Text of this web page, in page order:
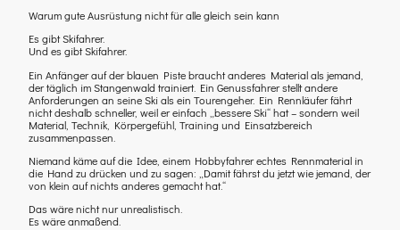
Warum gute Ausrüstung nicht für alle gleich sein kann
Es gibt Skifahrer.
Und es gibt Skifahrer.
Ein Anfänger auf der blauen Piste braucht anderes Material als jemand,
der täglich im Stangenwald trainiert. Ein Genussfahrer stellt andere
Anforderungen an seine Ski als ein Tourengeher. Ein Rennläufer fährt
nicht deshalb schneller, weil er einfach „bessere Ski“ hat – sondern weil
Material, Technik, Körpergefühl, Training und Einsatzbereich
zusammenpassen.
Niemand käme auf die Idee, einem Hobbyfahrer echtes Rennmaterial in
die Hand zu drücken und zu sagen: „Damit fährst du jetzt wie jemand, der
von klein auf nichts anderes gemacht hat.“
Das wäre nicht nur unrealistisch.
Es wäre anmaßend.